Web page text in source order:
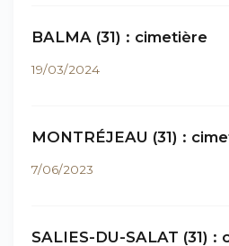
BALMA (31) : cimetière
19/03/2024
MONTRÉJEAU (31) :
7/06/2023
SALIES-DU-SALAT (31) :